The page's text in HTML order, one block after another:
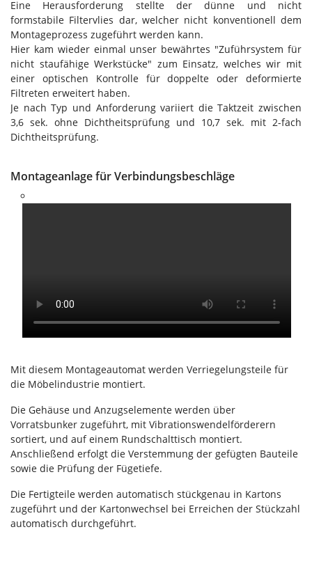
Eine Herausforderung stellte der dünne und nicht
formstabile Filtervlies dar, welcher nicht konventionell dem
Montageprozess zugeführt werden kann.
Hier kam wieder einmal unser bewährtes "Zuführsystem für
nicht staufähige Werkstücke" zum Einsatz, welches wir mit
einer optischen Kontrolle für doppelte oder deformierte
Filtreten erweitert haben.
Je nach Typ und Anforderung variiert die Taktzeit zwischen
3,6 sek. ohne Dichtheitsprüfung und 10,7 sek. mit 2-fach
Dichtheitsprüfung.
Montageanlage für Verbindungsbeschläge
Mit diesem Montageautomat werden Verriegelungsteile für
die Möbelindustrie montiert.
Die Gehäuse und Anzugselemente werden über
Vorratsbunker zugeführt, mit Vibrationswendelförderern
sortiert, und auf einem Rundschalttisch montiert.
Anschließend erfolgt die Verstemmung der gefügten Bauteile
sowie die Prüfung der Fügetiefe.
Die Fertigteile werden automatisch stückgenau in Kartons
zugeführt und der Kartonwechsel bei Erreichen der Stückzahl
automatisch durchgeführt.